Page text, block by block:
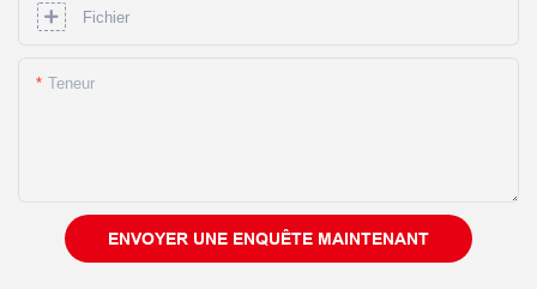
Fichier
Teneur
ENVOYER UNE ENQUÊTE MAINTENANT